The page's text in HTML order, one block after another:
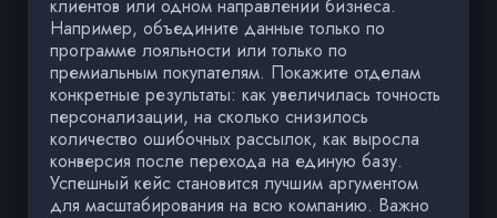
клиентов или одном направлении бизнеса.
Например, объедините данные только по
программе лояльности или только по
премиальным покупателям. Покажите отделам
конкретные результаты: как увеличилась точность
персонализации, на сколько снизилось
количество ошибочных рассылок, как выросла
конверсия после перехода на единую базу.
Успешный кейс становится лучшим аргументом
для масштабирования на всю компанию. Важно